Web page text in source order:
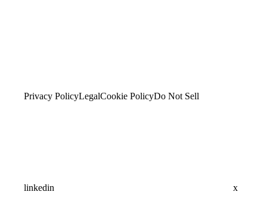
Privacy PolicyLegalCookie PolicyDo Not Sell
linkedin x